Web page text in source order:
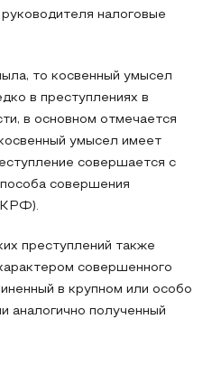
налоговые
то косвенный умысел
в преступлениях в
в основном отмечается
умысел имеет
совершается с
совершения
преступлений также
совершенного
в крупном или особо
аналогично полученный